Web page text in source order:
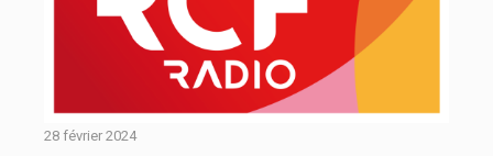
28 février 2024